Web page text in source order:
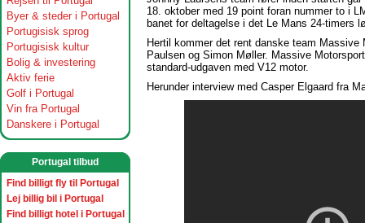
Byer & steder i Portugal
Portugisisk sprog
Portugisisk kultur
Bolig & investering
Aktiv ferie
Golf i Portugal
Vin fra Portugal
Danskere i Portugal
Portugal tilbud
Find billigt fly til Portugal
Lej billig bil i Portugal
Find billigt hotel i Portugal
18. oktober med 19 point foran nummer to i
banet for deltagelse i det Le Mans 24-timers
Hertil kommer det rent danske team
Paulsen og Simon Møller. Massive
standard-udgaven med V12 motor.
Herunder interview med Casper Elgaard fra